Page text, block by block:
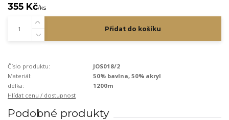
355 Kč/ks
Přidat do košíku
Číslo produktu:
JOS018/2
Materiál:
50% bavlna, 50% akryl
délka:
1200m
Hlídat cenu / dostupnost
Podobné produkty